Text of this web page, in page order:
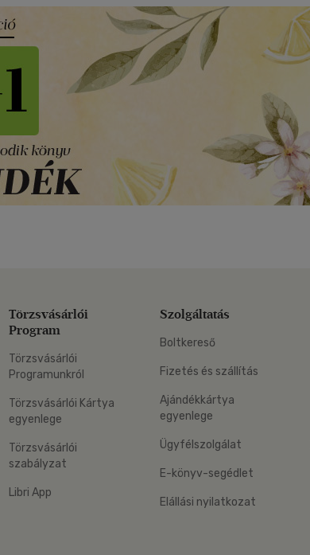
Törzsvásárlói
Program
Törzsvásárlói
Programunkról
Törzsvásárlói Kártya
egyenlege
Törzsvásárlói
szabályzat
Libri App
Szolgáltatás
Boltkereső
Fizetés és szállítás
Ajándékkártya
egyenlege
Ügyfélszolgálat
E-könyv-segédlet
Elállási nyilatkozat